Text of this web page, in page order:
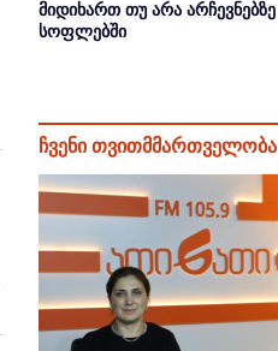
მიდიხართ თუ არა
სოფლებში
ჩვენი თვითმმართველობა